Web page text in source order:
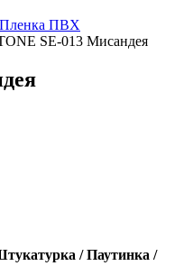
Пленка ПВХ
SE-013 Мисандея
/ Паутинка /